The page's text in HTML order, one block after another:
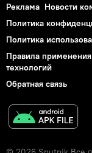
Реклама Новости
Политика
Политика
Правила
технологий
Обратная связь